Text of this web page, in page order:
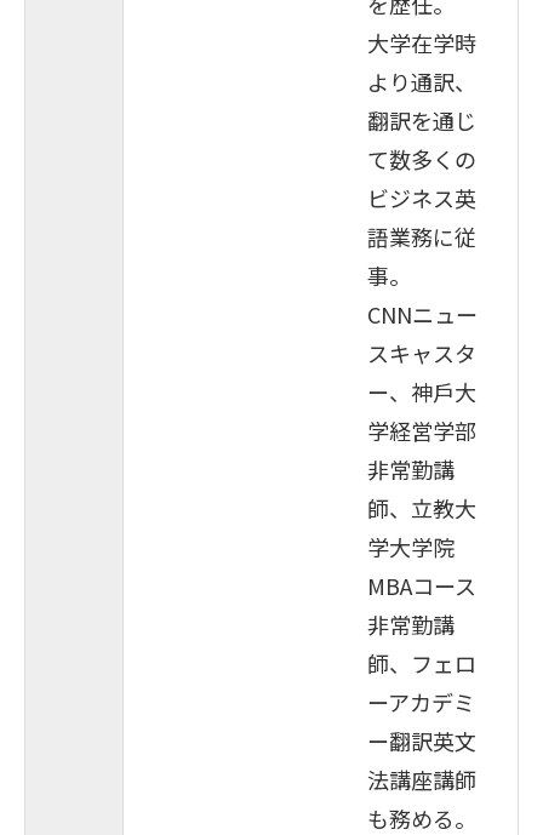
大学在学時
より通訳、
翻訳を通じ
て数多くの
ビジネス英
語業務に従
事。
CNNニュー
スキャスタ
ー、神戶大
学経営学部
非常勤講
師、立教大
学大学院
MBAコース
非常勤講
師、フェロ
ーアカデミ
ー翻訳英文
法講座講師
も務める。